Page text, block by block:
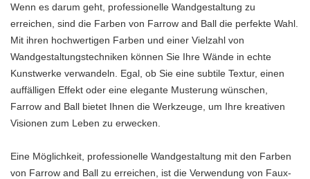
Wenn es darum geht, professionelle Wandgestaltung zu
erreichen, sind die Farben von Farrow and Ball die perfekte Wahl.
Mit ihren hochwertigen Farben und einer Vielzahl von
Wandgestaltungstechniken können Sie Ihre Wände in echte
Kunstwerke verwandeln. Egal, ob Sie eine subtile Textur, einen
auffälligen Effekt oder eine elegante Musterung wünschen,
Farrow and Ball bietet Ihnen die Werkzeuge, um Ihre kreativen
Visionen zum Leben zu erwecken.
Eine Möglichkeit, professionelle Wandgestaltung mit den Farben
von Farrow and Ball zu erreichen, ist die Verwendung von Faux-